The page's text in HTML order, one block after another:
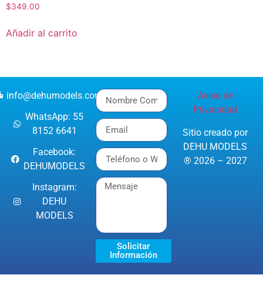
$349.00
Añadir al carrito
info@dehumodels.com
WhatsApp: 55
8152 6641
Facebook:
DEHUMODELS
Instagram:
DEHU
MODELS
Solicitar
Información
Aviso de
Privacidad
Sitio creado por
DEHU MODELS
® 2026 – 2027